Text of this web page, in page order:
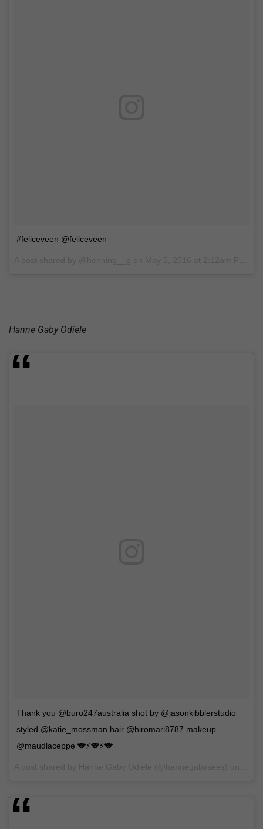
#feliceveen @feliceveen
Hanne Gaby Odiele
Thank you @buro247australia shot by @jasonkibblerstudio
styled @katie_mossman hair @hiromari8787 makeup
@maudlaceppe 🐨⚡️🐨⚡️🐨